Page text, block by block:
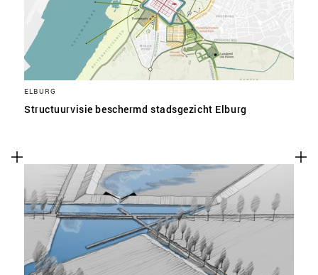
ELBURG
Structuurvisie beschermd stadsgezicht Elburg